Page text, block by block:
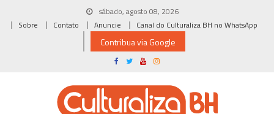
sábado, agosto 08, 2026
Sobre
Contato Anuncie Canal do Culturaliza BH no WhatsApp
Contribua via Google